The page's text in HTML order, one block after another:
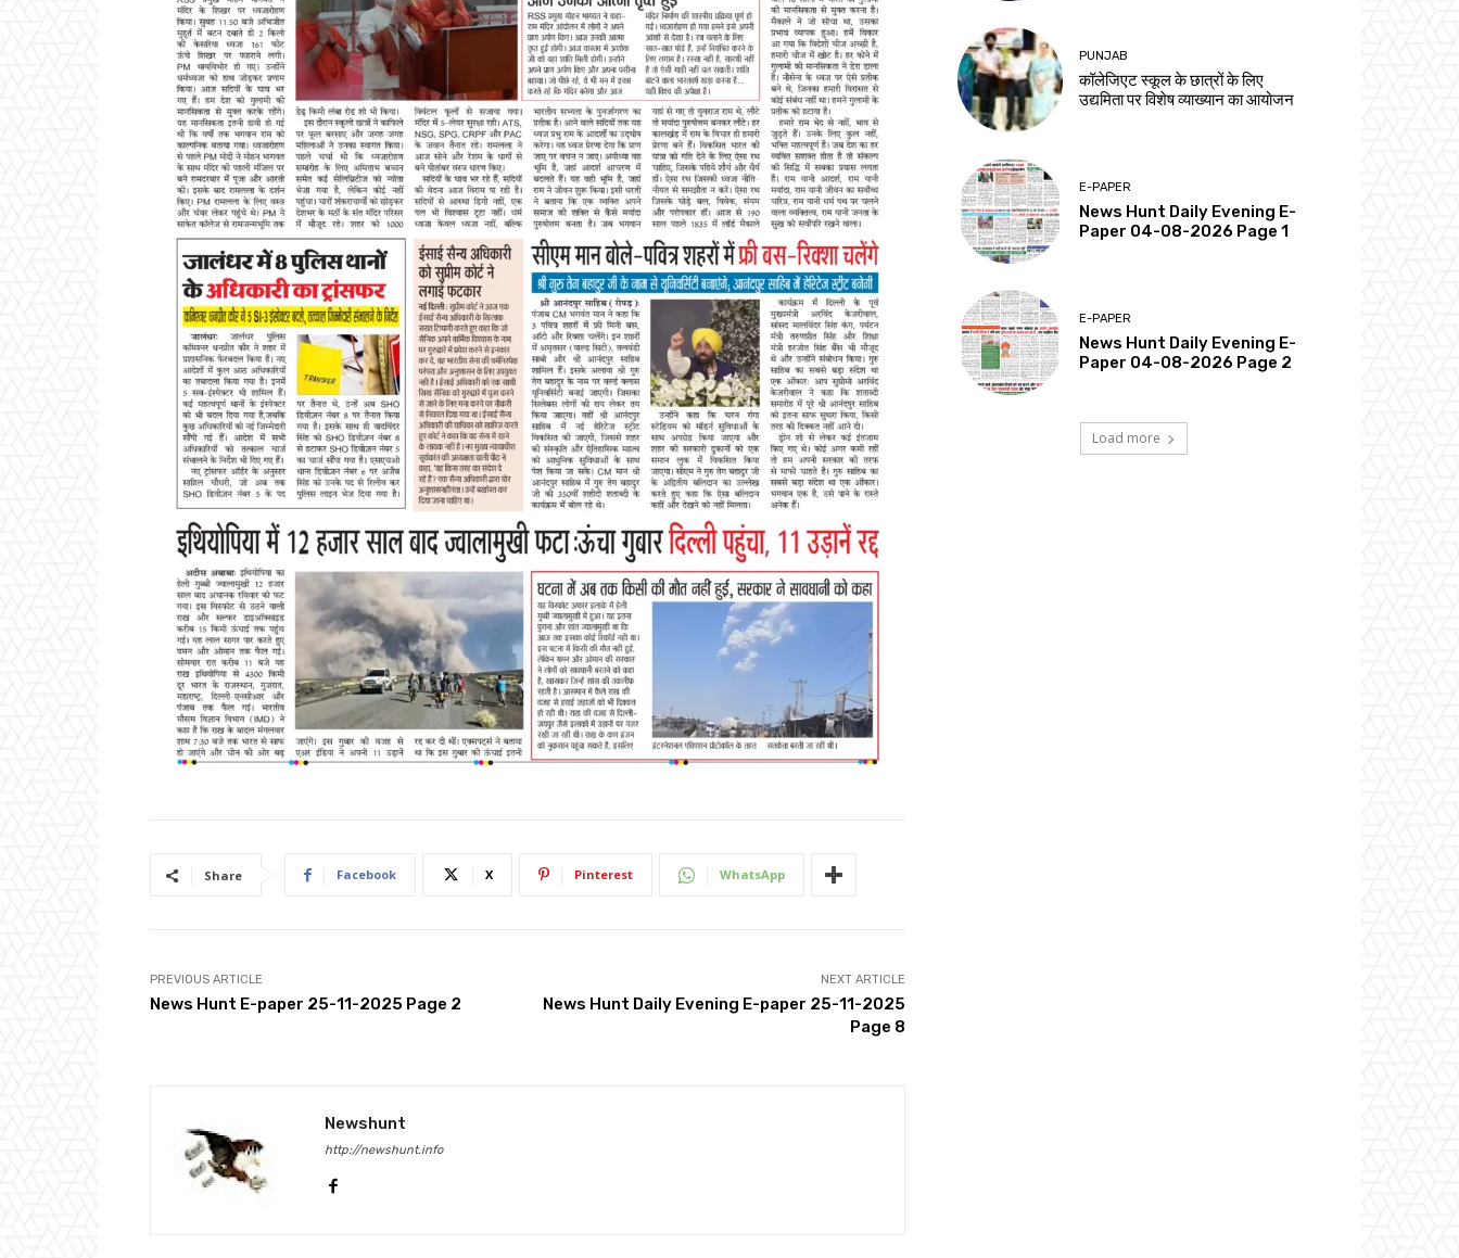
Share Facebook X Pinterest WhatsApp
PREVIOUS ARTICLE
News Hunt E-paper 25-11-2025 Page 2
NEXT ARTICLE
News Hunt Daily Evening E-paper 25-11-2025
Page 8
Newshunt
http://newshunt.info
PUNJAB
कॉलेजिएट स्कूल के छात्रों के लिए
उद्यमिता पर विशेष व्याख्यान का आयोजन
E-PAPER
News Hunt Daily Evening E-
Paper 04-08-2026 Page 1
E-PAPER
News Hunt Daily Evening E-
Paper 04-08-2026 Page 2
Load more